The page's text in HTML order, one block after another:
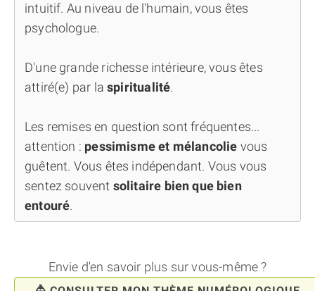
intuitif. Au niveau de l'humain, vous êtes
psychologue.
D'une grande richesse intérieure, vous êtes
attiré(e) par laspiritualité.
Les remises en question sont fréquentes...
attention : pessimisme et mélancolie vous
guêtent. Vous êtes indépendant. Vous vous
sentez souvent solitaire bien que bien
entouré.
Envie d'en savoir plus sur vous-même ?